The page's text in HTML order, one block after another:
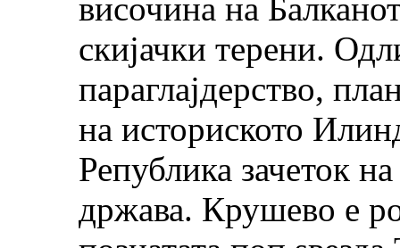
височина на
скијачки терени.
параглајдерство,
на историското
Република зачеток
држава. Крушево е